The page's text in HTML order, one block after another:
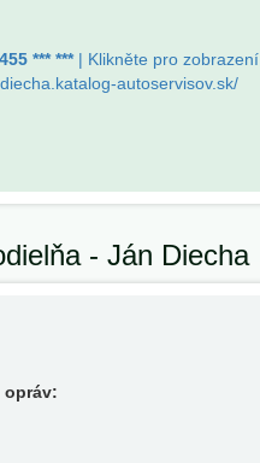
*** ***| Klikněte pro zobrazení
autoservisov.sk/
- Ján Diecha
opráv: